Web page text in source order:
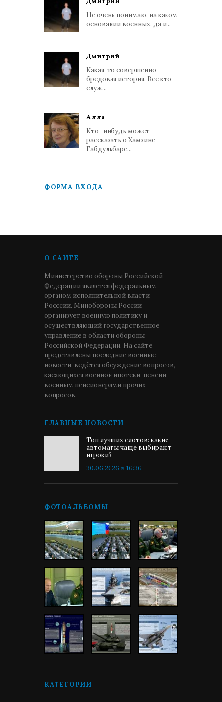
Не очень понимаю, на каком
основании военных, да и...
Дмитрий
Какая-то совершенно
бредовая история. Все кто
служ...
Алла
Кто -нибудь может
рассказать о Хамзине
Габдульбаре...
ФОРМА ВХОДА
О САЙТЕ
Министерство обороны Российской
Федерации является федеральным
органом исполнительной власти
Росссии. Минобороны России
организует военную политику и
осуществляющий государственное
управление в области обороны
Российской Федерации. На сайте
представлены последние военные
новости, ведётся обсуждение вопросов,
касающихся военной ипотеки, пенсии
военным пенсионерами прочих
вопросов.
ГЛАВНЫЕ НОВОСТИ
Топ лучших слотов: какие
автоматы чаще выбирают
игроки?
30.06.2026 в 16:36
ФОТОАЛЬБОМЫ
КАТЕГОРИИ